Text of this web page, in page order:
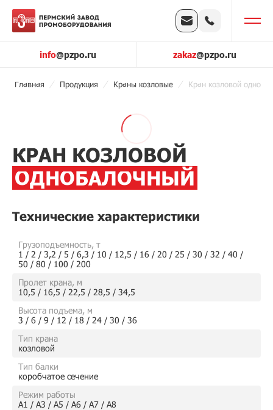
info@pzpo.ru zakaz@pzpo.ru
Главная Продукция Краны козловые Кран козловой
КРАН КОЗЛОВОЙ
ОДНОБАЛОЧНЫЙ
Технические характеристики
Грузоподъемность, т
1 / 2 / 3,2 / 5 / 6,3 / 10 / 12,5 / 16 / 20 / 25 / 30 / 32 / 40 /
50 / 80 / 100 / 200
Пролет крана, м
10,5 / 16,5 / 22,5 / 28,5 / 34,5
Высота подъема, м
3 / 6 / 9 / 12 / 18 / 24 / 30 / 36
Тип крана
козловой
Тип балки
коробчатое сечение
Режим работы
А1 / А3 / А5 / А6 / А7 / А8